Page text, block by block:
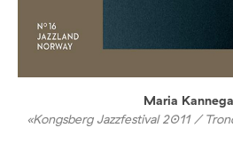
Maria
«Kongsberg Jazzfestival 2011 /